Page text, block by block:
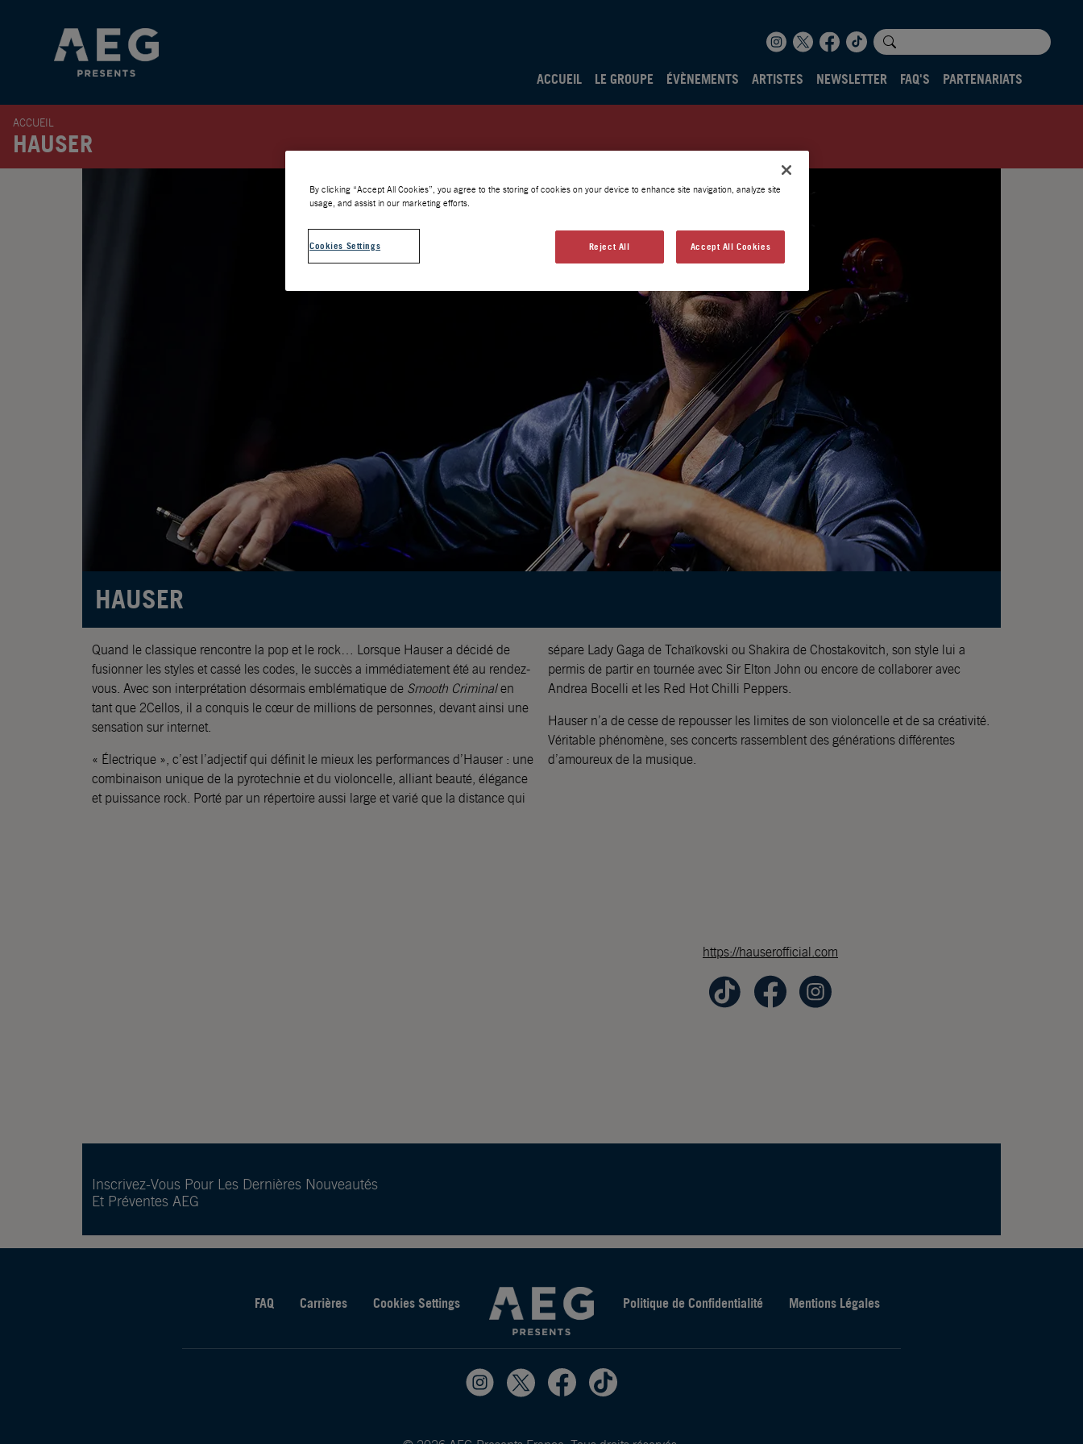
ACCUEIL LE GROUPE ÉVÈNEMENTS ARTISTES NEWSLETTER FAQ'S PARTENARIATS
ACCUEIL
HAUSER
HAUSER
Quand le classique rencontre la pop et le rock… Lorsque Hauser a décidé de
fusionner les styles et cassé les codes, le succès a immédiatement été au rendez-
vous. Avec son interprétation désormais emblématique de Smooth Criminalen
tant que 2Cellos, il a conquis le cœur de millions de personnes, devant ainsi une
sensation sur internet.
« Électrique », c’est l’adjectif qui définit le mieux les performances d’Hauser : une
combinaison unique de la pyrotechnie et du violoncelle, alliant beauté, élégance
et puissance rock. Porté par un répertoire aussi large et varié que la distance qui
sépare Lady Gaga de Tchaïkovski ou Shakira de Chostakovitch, son style lui a
permis de partir en tournée avec Sir Elton John ou encore de collaborer avec
Andrea Bocelli et les Red Hot Chilli Peppers.
Hauser n’a de cesse de repousser les limites de son violoncelle et de sa créativité.
Véritable phénomène, ses concerts rassemblent des générations différentes
d’amoureux de la musique.
https://hauserofficial.com
Inscrivez-Vous Pour Les Dernières Nouveautés
Et Préventes AEG
FAQ Carrières Cookies Settings Politique de Confidentialité Mentions Légales
By clicking “Accept All Cookies”, you agree to the storing of cookies on your device to enhance site navigation, analyze site
usage, and assist in our marketing efforts.
Cookies Settings Reject All Accept All Cookies